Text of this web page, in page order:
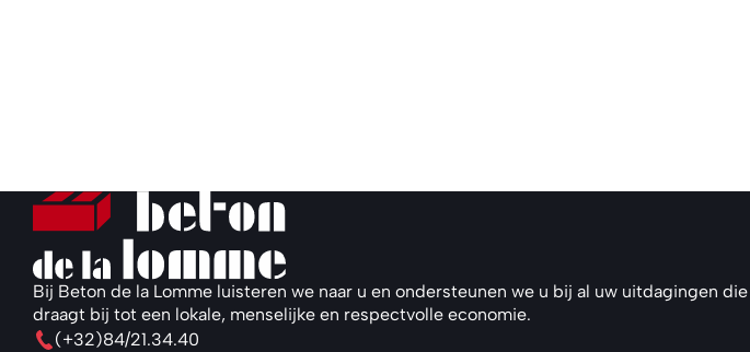
Bij Beton de la Lomme luisteren we naar u en ondersteunen we u bij al uw uitdagingen
draagt bij tot een lokale, menselijke en respectvolle economie.
(+32)84/21.34.40